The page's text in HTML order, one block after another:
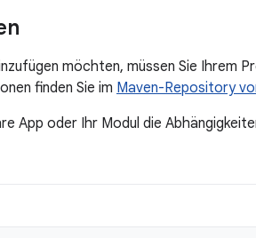
möchten, müssen Sie Ihrem
finden Sie im Maven-Repository
App oder Ihr Modul die